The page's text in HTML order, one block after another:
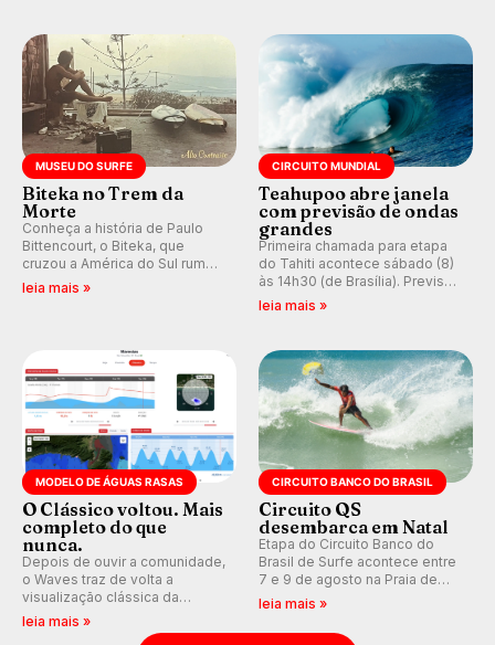
prática em esporte e indústria.
MUSEU DO SURFE
Biteka no Trem da
Morte
Conheça a história de Paulo
Bittencourt, o Biteka, que
cruzou a América do Sul rumo
ao Pacífico em uma jornada
leia mais »
CIRCUITO MUNDIAL
Teahupoo abre janela
com previsão de ondas
grandes
Primeira chamada para etapa
do Tahiti acontece sábado (8)
às 14h30 (de Brasília). Previsão
indica swell consistente.
Kelly Slater convidado.
leia mais »
MODELO DE ÁGUAS RASAS
O Clássico voltou. Mais
completo do que
nunca.
Depois de ouvir a comunidade,
o Waves traz de volta a
visualização clássica da
previsão de águas rasas,
agora integrada à nova
leia mais »
CIRCUITO BANCO DO BRASIL
Circuito QS
desembarca em Natal
Etapa do Circuito Banco do
Brasil de Surfe acontece entre
7 e 9 de agosto na Praia de
Miami (RN), em disputas
(QS) 4.000 e pela corrida por
leia mais »